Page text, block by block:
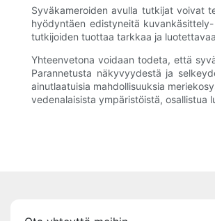
Syväkameroiden avulla tutkijat voivat
hyödyntäen edistyneitä
tutkijoiden tuottaa tarkkaa ja
Yhteenvetona voidaan todeta, että
Parannetusta näkyvyydestä ja
ainutlaatuisia mahdollisuuksia
vedenalaisista ympäristöistä, osallistua